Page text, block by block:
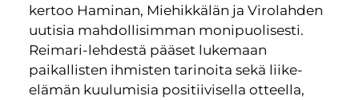
kertoo Haminan, Miehikkälän ja Virolahden
uutisia mahdollisimman monipuolisesti.
Reimari-lehdestä pääset lukemaan
paikallisten ihmisten tarinoita sekä liike-
elämän kuulumisia positiivisella otteella,